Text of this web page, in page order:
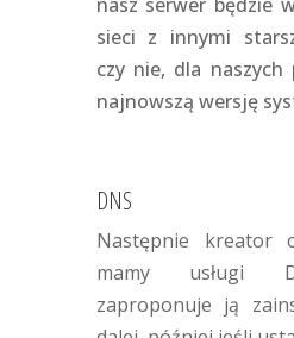
nasz serwer będzie
sieci z innymi
czy nie, dla naszych
najnowszą wersję
DNS
Następnie kreator
mamy usługi
zaproponuje ją